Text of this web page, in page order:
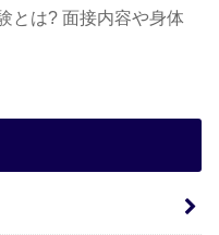
とは? 面接内容や身体